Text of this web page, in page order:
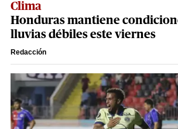
Clima
Honduras mantiene
lluvias débiles este viernes
Redacción